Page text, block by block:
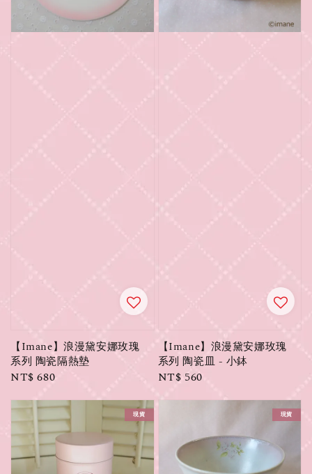
【Imane】浪漫黛安娜玫瑰
系列 陶瓷隔熱墊
Regular
NT$ 680
【Imane】浪漫黛安娜玫瑰
系列 陶瓷皿 - 小鉢
Regular
NT$ 560
現貨 現貨